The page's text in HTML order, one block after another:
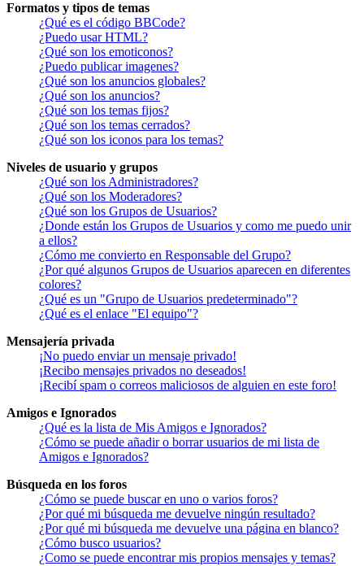
Formatos y tipos de temas
¿Qué es el código BBCode?
¿Puedo usar HTML?
¿Qué son los emoticonos?
¿Puedo publicar imagenes?
¿Qué son los anuncios globales?
¿Qué son los anuncios?
¿Qué son los temas fijos?
¿Qué son los temas cerrados?
¿Qué son los iconos para los temas?
Niveles de usuario y grupos
¿Qué son los Administradores?
¿Qué son los Moderadores?
¿Qué son los Grupos de Usuarios?
¿Donde están los Grupos de Usuarios y como me puedo unir
a ellos?
¿Cómo me convierto en Responsable del Grupo?
¿Por qué algunos Grupos de Usuarios aparecen en diferentes
colores?
¿Qué es un "Grupo de Usuarios predeterminado"?
¿Qué es el enlace "El equipo"?
Mensajería privada
¡No puedo enviar un mensaje privado!
¡Recibo mensajes privados no deseados!
¡Recibí spam o correos maliciosos de alguien en este foro!
Amigos e Ignorados
¿Qué es la lista de Mis Amigos e Ignorados?
¿Cómo se puede añadir o borrar usuarios de mi lista de
Amigos e Ignorados?
Búsqueda en los foros
¿Cómo se puede buscar en uno o varios foros?
¿Por qué mi búsqueda me devuelve ningún resultado?
¿Por qué mi búsqueda me devuelve una página en blanco?
¿Cómo busco usuarios?
¿Como se puede encontrar mis propios mensajes y temas?